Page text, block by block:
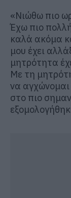
«Νιώθω πιο
Έχω πιο
καλά ακόμα
μου έχει
μητρότητα
Με τη
να
στο πιο